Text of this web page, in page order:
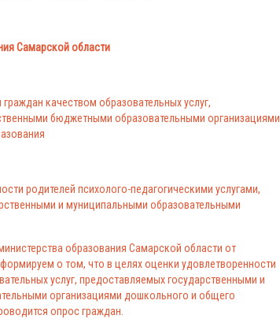
Самарской области
качеством образовательных услуг,
бюджетными образовательными организациями
родителей психолого-педагогическими услугами,
и муниципальными образовательными
образования Самарской области от
о том, что в целях оценки удовлетворенности
услуг, предоставляемых государственными и
организациями дошкольного и общего
опрос граждан.